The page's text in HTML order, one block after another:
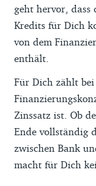
geht hervor,
Kredits für Dich
von dem
enthält.
Für Dich zählt
Zinssatz ist. Ob
Ende vollständig
zwischen Bank
macht für Dich